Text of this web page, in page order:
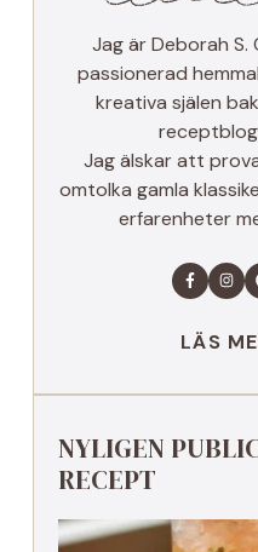
Jag är Deborah S.
passionerad
kreativa själen
Jag älskar att
omtolka gamla
erfarenheter
LÄS
NYLIGEN
RECEPT